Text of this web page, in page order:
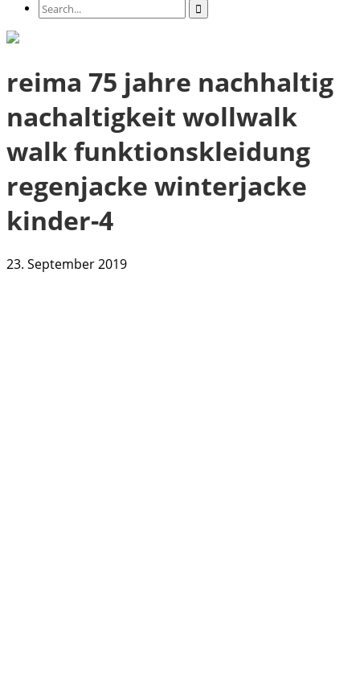
reima 75 jahre nachhaltig
nachaltigkeit wollwalk
walk funktionskleidung
regenjacke winterjacke
kinder-4
23. September 2019